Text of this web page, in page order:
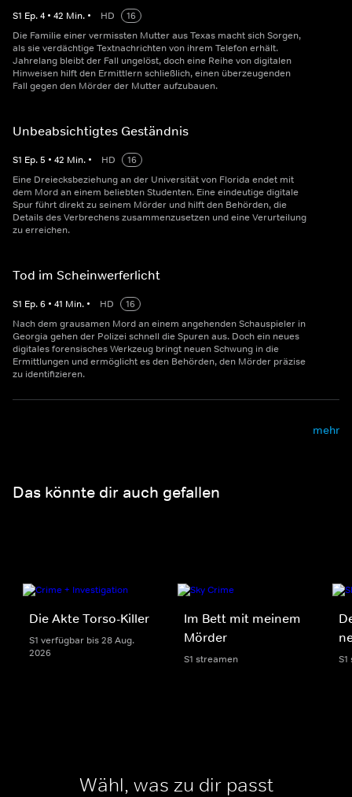
S1 Ep.4 • 42 Min. • HD
16
Die Familie einer vermissten Mutter aus Texas macht sich Sorgen,
als sie verdächtige Textnachrichten von ihrem Telefon erhält.
Jahrelang bleibt der Fall ungelöst, doch eine Reihe von digitalen
Hinweisen hilft den Ermittlern schließlich, einen überzeugenden
Fall gegen den Mörder der Mutter aufzubauen.
Unbeabsichtigtes Geständnis
S1 Ep.5 • 42 Min. • HD
16
Eine Dreiecksbeziehung an der Universität von Florida endet mit
dem Mord an einem beliebten Studenten. Eine eindeutige digitale
Spur führt direkt zu seinem Mörder und hilft den Behörden, die
Details des Verbrechens zusammenzusetzen und eine Verurteilung
zu erreichen.
Tod im Scheinwerferlicht
S1 Ep.6 • 41 Min. • HD
16
Nach dem grausamen Mord an einem angehenden Schauspieler in
Georgia gehen der Polizei schnell die Spuren aus. Doch ein neues
digitales forensisches Werkzeug bringt neuen Schwung in die
Ermittlungen und ermöglicht es den Behörden, den Mörder präzise
zu identifizieren.
mehr
Das könnte dir auch gefallen
Die Akte Torso-Killer
S1 verfügbar bis 28 Aug.
2026
Im Bett mit meinem
Mörder
S1 streamen
Wähl, was zu dir passt